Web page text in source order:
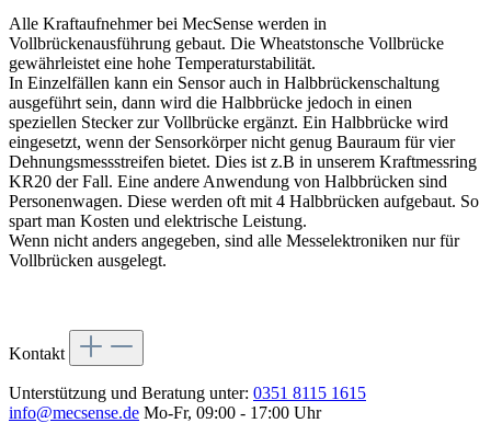
Alle Kraftaufnehmer bei MecSense werden in
Vollbrückenausführung gebaut. Die Wheatstonsche Vollbrücke
gewährleistet eine hohe Temperaturstabilität.
In Einzelfällen kann ein Sensor auch in Halbbrückenschaltung
ausgeführt sein, dann wird die Halbbrücke jedoch in einen
speziellen Stecker zur Vollbrücke ergänzt. Ein Halbbrücke wird
eingesetzt, wenn der Sensorkörper nicht genug Bauraum für vier
Dehnungsmessstreifen bietet. Dies ist z.B in unserem Kraftmessring
KR20 der Fall. Eine andere Anwendung von Halbbrücken sind
Personenwagen. Diese werden oft mit 4 Halbbrücken aufgebaut. So
spart man Kosten und elektrische Leistung.
Wenn nicht anders angegeben, sind alle Messelektroniken nur für
Vollbrücken ausgelegt.
Kontakt
Unterstützung und Beratung unter: 0351 8115 1615
info@mecsense.de Mo-Fr, 09:00 - 17:00 Uhr